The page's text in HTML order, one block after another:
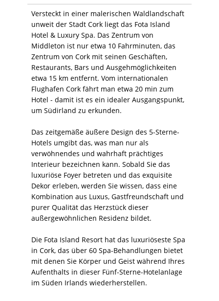
Versteckt in einer malerischen Waldlandschaft
unweit der Stadt Cork liegt das Fota Island
Hotel & Luxury Spa. Das Zentrum von
Middleton ist nur etwa 10 Fahrminuten, das
Zentrum von Cork mit seinen Geschäften,
Restaurants, Bars und Ausgehmöglichkeiten
etwa 15 km entfernt. Vom internationalen
Flughafen Cork fährt man etwa 20 min zum
Hotel - damit ist es ein idealer Ausgangspunkt,
um Südirland zu erkunden.
Das zeitgemäße äußere Design des 5-Sterne-
Hotels umgibt das, was man nur als
verwöhnendes und wahrhaft prächtiges
Interieur bezeichnen kann. Sobald Sie das
luxuriöse Foyer betreten und das exquisite
Dekor erleben, werden Sie wissen, dass eine
Kombination aus Luxus, Gastfreundschaft und
purer Qualität das Herzstück dieser
außergewöhnlichen Residenz bildet.
Die Fota Island Resort hat das luxuriöseste Spa
in Cork, das über 60 Spa-Behandlungen bietet
mit denen Sie Körper und Geist während Ihres
Aufenthalts in dieser Fünf-Sterne-Hotelanlage
im Süden Irlands wiederherstellen.